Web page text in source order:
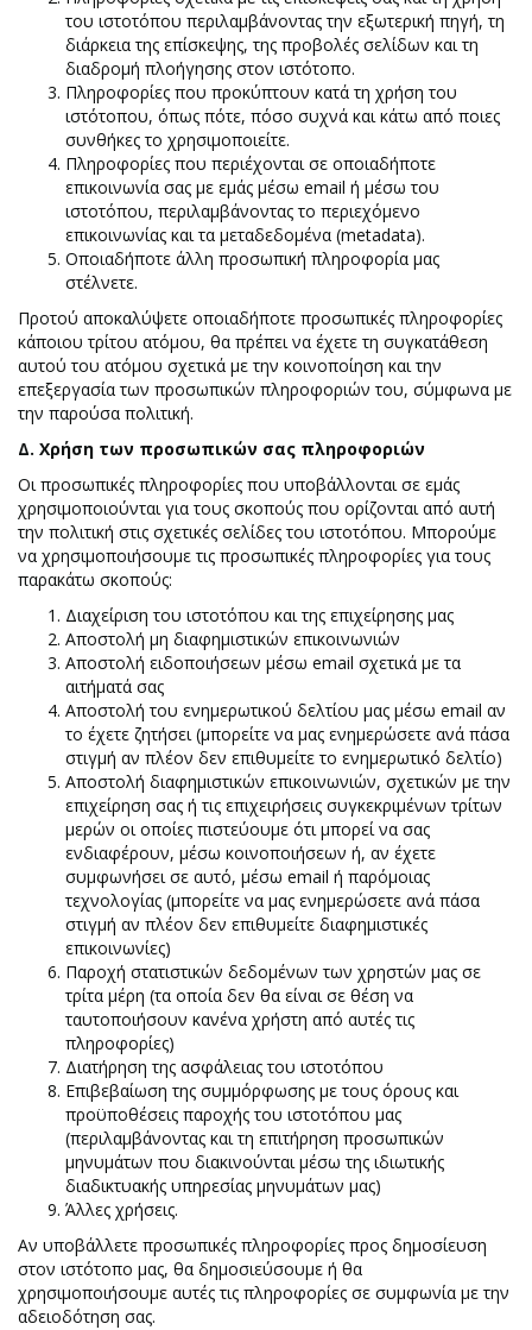
του ιστοτόπου περιλαμβάνοντας την εξωτερική πηγή, τη
διάρκεια της επίσκεψης, της προβολές σελίδων και τη
διαδρομή πλοήγησης στον ιστότοπο.
Πληροφορίες που προκύπτουν κατά τη χρήση του
ιστότοπου, όπως πότε, πόσο συχνά και κάτω από ποιες
συνθήκες το χρησιμοποιείτε.
Πληροφορίες που περιέχονται σε οποιαδήποτε
επικοινωνία σας με εμάς μέσω email ή μέσω του
ιστοτόπου, περιλαμβάνοντας το περιεχόμενο
επικοινωνίας και τα μεταδεδομένα (metadata).
Οποιαδήποτε άλλη προσωπική πληροφορία μας
στέλνετε.
Προτού αποκαλύψετε οποιαδήποτε προσωπικές πληροφορίες
κάποιου τρίτου ατόμου, θα πρέπει να έχετε τη συγκατάθεση
αυτού του ατόμου σχετικά με την κοινοποίηση και την
επεξεργασία των προσωπικών πληροφοριών του, σύμφωνα με
την παρούσα πολιτική.
Δ. Χρήση των προσωπικών σας πληροφοριών
Οι προσωπικές πληροφορίες που υποβάλλονται σε εμάς
χρησιμοποιούνται για τους σκοπούς που ορίζονται από αυτή
την πολιτική στις σχετικές σελίδες του ιστοτόπου. Μπορούμε
να χρησιμοποιήσουμε τις προσωπικές πληροφορίες για τους
παρακάτω σκοπούς:
Διαχείριση του ιστοτόπου και της επιχείρησης μας
Αποστολή μη διαφημιστικών επικοινωνιών
Αποστολή ειδοποιήσεων μέσω email σχετικά με τα
αιτήματά σας
Αποστολή του ενημερωτικού δελτίου μας μέσω email αν
το έχετε ζητήσει (μπορείτε να μας ενημερώσετε ανά πάσα
στιγμή αν πλέον δεν επιθυμείτε το ενημερωτικό δελτίο)
Αποστολή διαφημιστικών επικοινωνιών, σχετικών με την
επιχείρηση σας ή τις επιχειρήσεις συγκεκριμένων τρίτων
μερών οι οποίες πιστεύουμε ότι μπορεί να σας
ενδιαφέρουν, μέσω κοινοποιήσεων ή, αν έχετε
συμφωνήσει σε αυτό, μέσω email ή παρόμοιας
τεχνολογίας (μπορείτε να μας ενημερώσετε ανά πάσα
στιγμή αν πλέον δεν επιθυμείτε διαφημιστικές
επικοινωνίες)
Παροχή στατιστικών δεδομένων των χρηστών μας σε
τρίτα μέρη (τα οποία δεν θα είναι σε θέση να
ταυτοποιήσουν κανένα χρήστη από αυτές τις
πληροφορίες)
Διατήρηση της ασφάλειας του ιστοτόπου
Επιβεβαίωση της συμμόρφωσης με τους όρους και
προϋποθέσεις παροχής του ιστοτόπου μας
(περιλαμβάνοντας και τη επιτήρηση προσωπικών
μηνυμάτων που διακινούνται μέσω της ιδιωτικής
διαδικτυακής υπηρεσίας μηνυμάτων μας)
Άλλες χρήσεις.
Αν υποβάλλετε προσωπικές πληροφορίες προς δημοσίευση
στον ιστότοπο μας, θα δημοσιεύσουμε ή θα
χρησιμοποιήσουμε αυτές τις πληροφορίες σε συμφωνία με την
αδειοδότηση σας.